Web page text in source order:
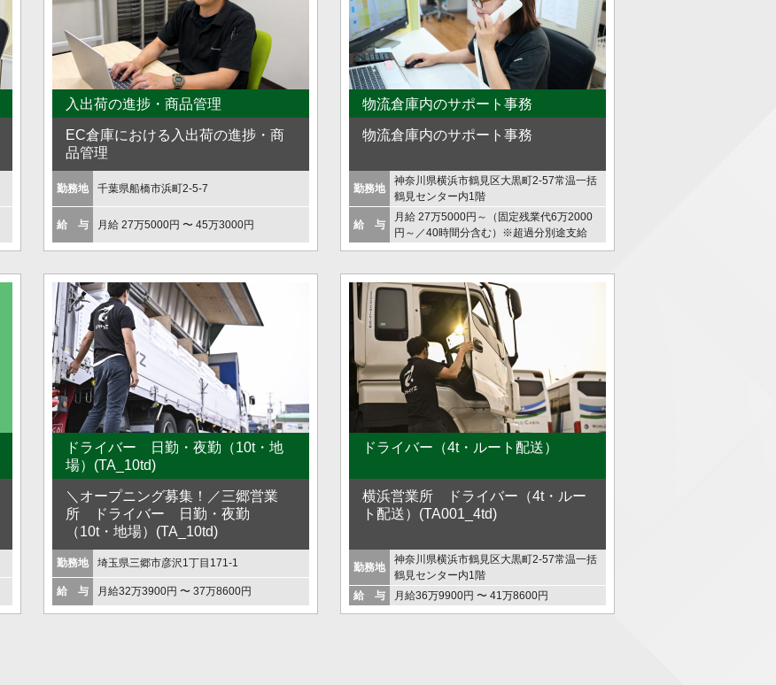
入出荷の進捗・商品管理
EC倉庫における入出荷の進捗・商
品管理
勤務地 千葉県船橋市浜町2-5-7
給 与 月給 27万5000円 〜 45万3000円
物流倉庫内のサポート事務
物流倉庫内のサポート事務
勤務地
神奈川県横浜市鶴見区大黒町2-57常温一括
鶴見センター内1階
給 与
月給 27万5000円～（固定残業代6万2000
円～／40時間分含む）※超過分別途支給
ドライバー 日勤・夜勤（10t・地
場）(TA_10td)
＼オープニング募集！／三郷営業
所 ドライバー 日勤・夜勤
（10t・地場）(TA_10td)
勤務地 埼玉県三郷市彦沢1丁目171-1
給 与 月給32万3900円 〜 37万8600円
ドライバー（4t・ルート配送）
横浜営業所 ドライバー（4t・ルー
ト配送）(TA001_4td)
勤務地
神奈川県横浜市鶴見区大黒町2-57常温一括
鶴見センター内1階
給 与
月給36万9900円 〜 41万8600円